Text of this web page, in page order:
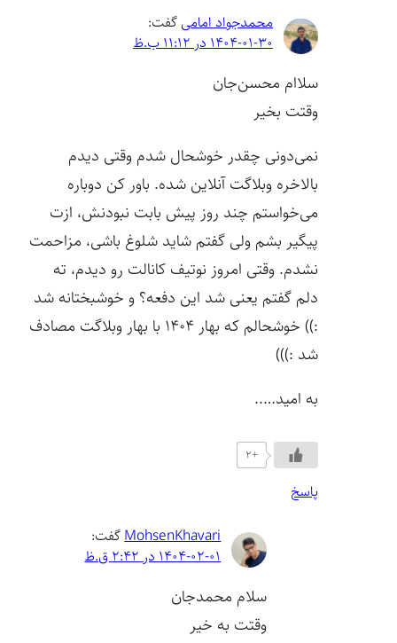
محمدجواد امامی گفت:
1404-01-30 در 11:12 ب.ظ
سلاام محسن‌جان
وقتت بخیر
نمی‌دونی چقدر خوشحال شدم وقتی دیدم
بالاخره وبلاگت آنلاین شده. باور کن دوباره
می‌خواستم چند روز پیش بابت نبودنش، ازت
پیگیر بشم ولی گفتم شاید شلوغ باشی، مزاحمت
نشدم. وقتی امروز نوتیف کانالت رو دیدم، ته
دلم گفتم یعنی شد این دفعه؟ و خوشبختانه شد
:)) خوشحالم که بهار ۱۴۰۴ با بهار وبلاگت مصادف
شد :)))
به امید…..
+2
پاسخ
MohsenKhavariگفت:
1404-02-01 در 2:42 ق.ظ
سلام محمدجان
وقتت به خیر